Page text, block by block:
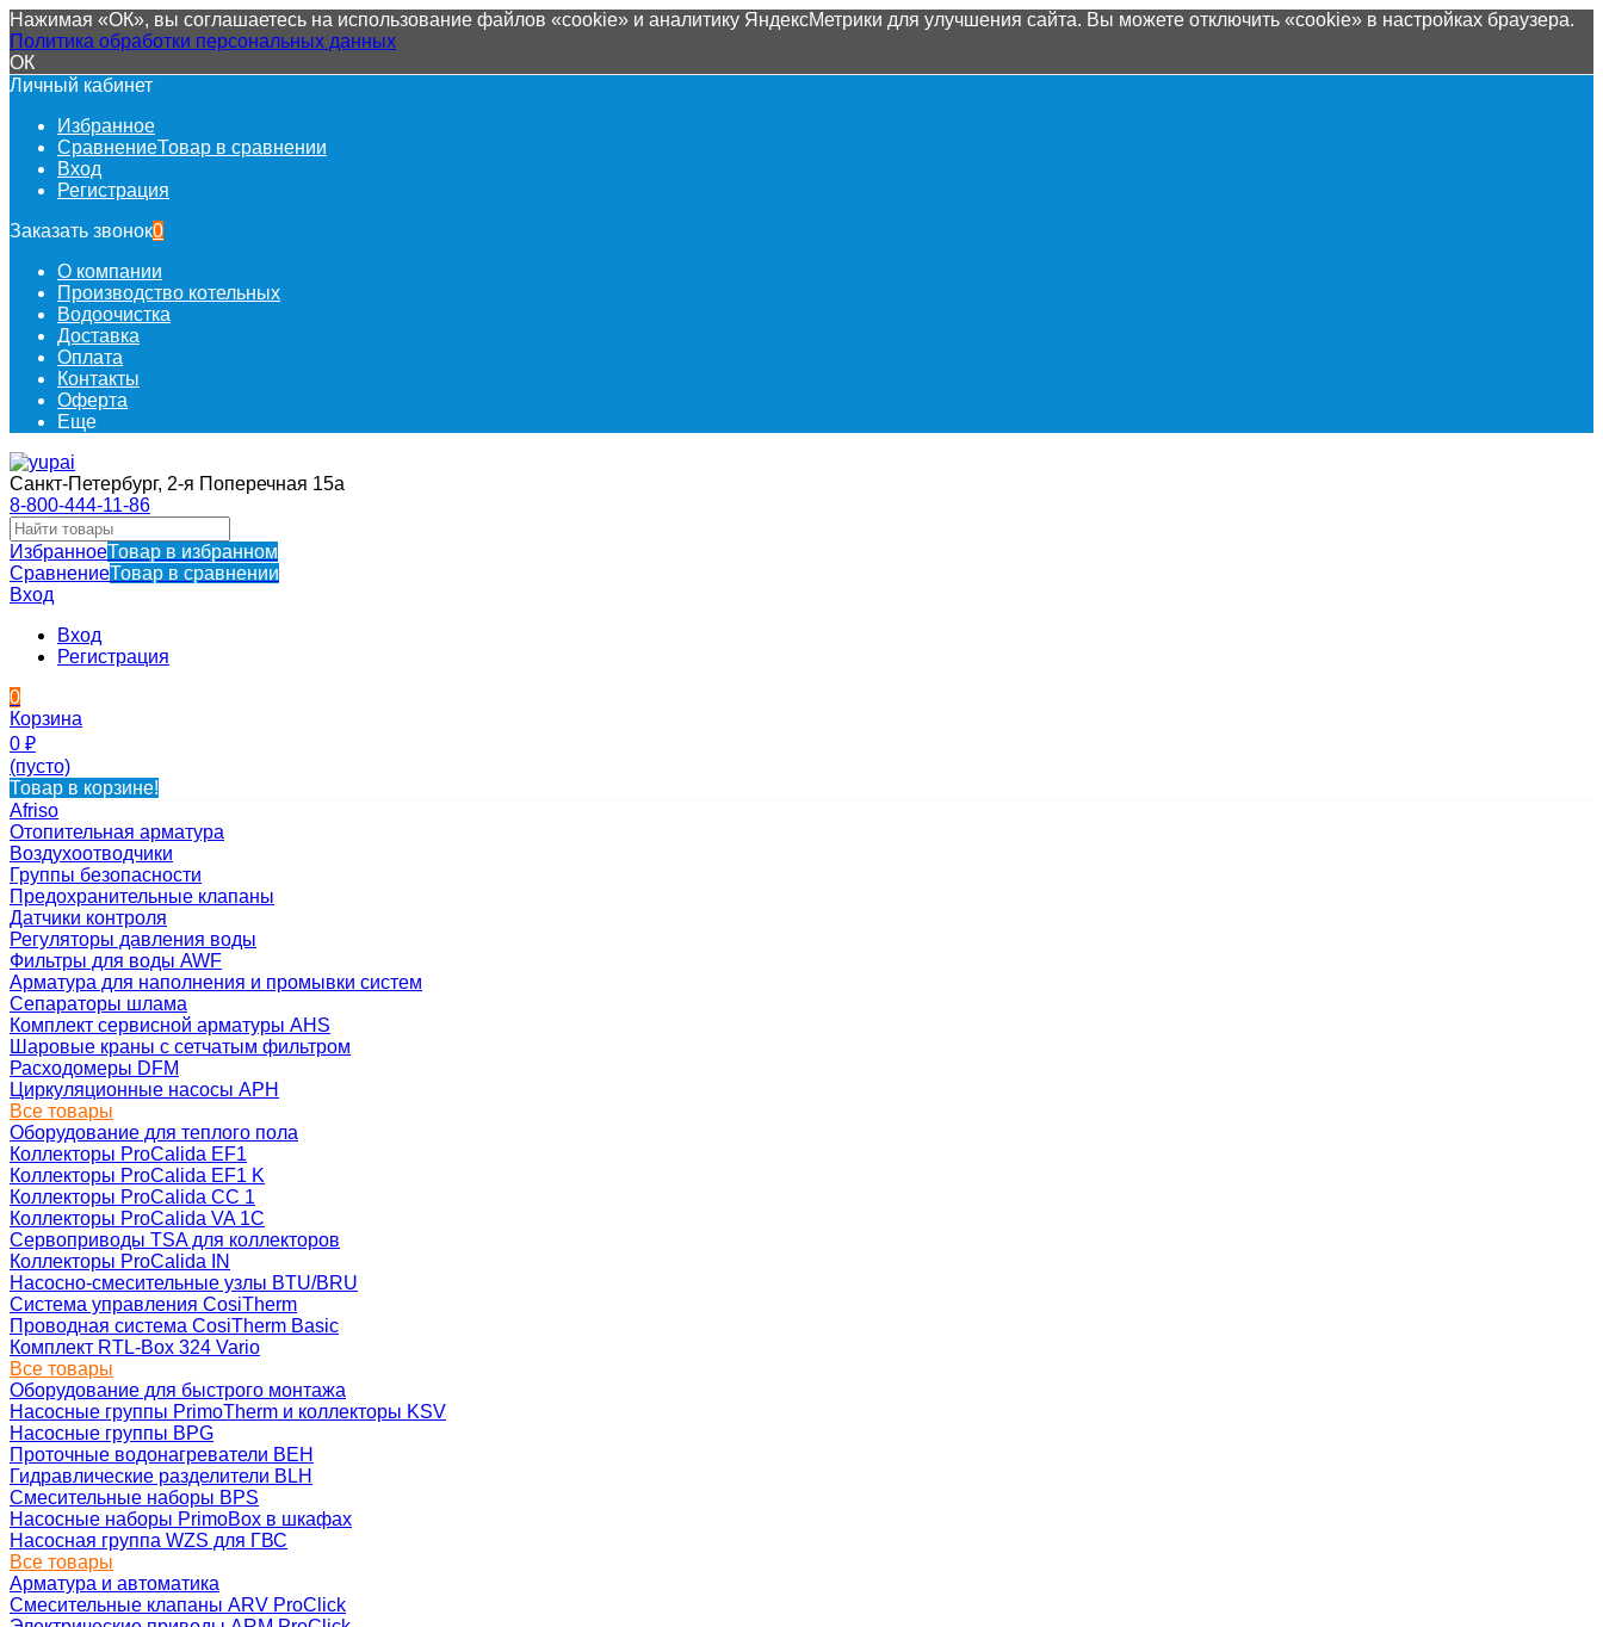
Нажимая «ОК», вы соглашаетесь на использование файлов «cookie» и аналитику ЯндексМетрики для улучшения сайта. Вы можете отключить «cookie» в настройках браузера.
Политика обработки персональных данных
ОК
Личный кабинет
Избранное
СравнениеТовар в сравнении
Вход
Регистрация
Заказать звонок0
О компании
Производство котельных
Водоочистка
Доставка
Оплата
Контакты
Оферта
Еще
Санкт-Петербург, 2-я Поперечная 15а
8-800-444-11-86
ИзбранноеТовар в избранном
СравнениеТовар в сравнении
Вход
Вход
Регистрация
0
Корзина
0 ₽
(пусто)
Товар в корзине!
Afriso
Отопительная арматура
Воздухоотводчики
Группы безопасности
Предохранительные клапаны
Датчики контроля
Регуляторы давления воды
Фильтры для воды AWF
Арматура для наполнения и промывки систем
Сепараторы шлама
Комплект сервисной арматуры AHS
Шаровые краны с сетчатым фильтром
Расходомеры DFM
Циркуляционные насосы APH
Все товары
Оборудование для теплого пола
Коллекторы ProCalida EF1
Коллекторы ProCalida EF1 K
Коллекторы ProCalida CC 1
Коллекторы ProCalida VA 1C
Сервоприводы TSA для коллекторов
Коллекторы ProCalida IN
Насосно-смесительные узлы BTU/BRU
Система управления CosiTherm
Проводная система CosiTherm Basic
Комплект RTL‑Box 324 Vario
Все товары
Оборудование для быстрого монтажа
Насосные группы PrimoTherm и коллекторы KSV
Насосные группы BPG
Проточные водонагреватели BEH
Гидравлические разделители BLH
Смесительные наборы BPS
Насосные наборы PrimoBox в шкафах
Насосная группа WZS для ГВС
Все товары
Арматура и автоматика
Смесительные клапаны ARV ProClick